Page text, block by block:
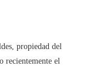
propiedad del
recientemente el